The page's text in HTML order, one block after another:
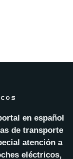
en español
de transporte
atención a
eléctricos,